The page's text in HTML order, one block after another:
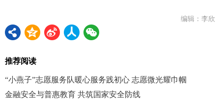
编辑：李欣
推荐阅读
“小燕子”志愿服务队暖心服务践初心 志愿微光耀巾帼
金融安全与普惠教育 共筑国家安全防线